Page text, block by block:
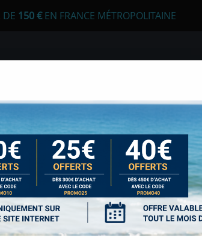
DE 150 €EN FRANCE MÉTROPOLITAINE
SOUS-MARINE LONGE CÔTE &
ORDINATEUR
utiliser vos cookies ?
du site
et proposer des mises à jour sur nos
les erreurs techniques
ils sont donc dispensés de consentement. D'autres,
des annonces et du contenu, la mesure des
et le développement de produits, les données de
le balayage de l'appareil, le stockage et/ou l'accès aux
consentement, celui-ci sera valable sur l’ensemble des sous-
de retirer votre consentement à tout moment en
en savoir plus, consulter notre politique de cookie.